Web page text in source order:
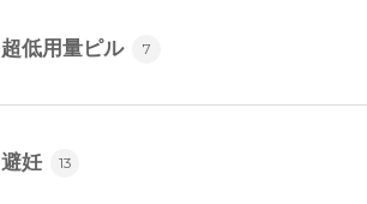
超低用量ピル 7
避妊 13